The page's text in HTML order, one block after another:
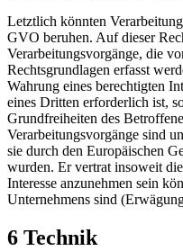
Letztlich könnten
GVO beruhen. Auf dieser
Verarbeitungsvorgänge, die
Rechtsgrundlagen erfasst
Wahrung eines berechtigten
eines Dritten erforderlich ist,
Grundfreiheiten des
Verarbeitungsvorgänge sind
sie durch den Europäischen
wurden. Er vertrat insoweit
Interesse anzunehmen sein
Unternehmens sind
6 Technik